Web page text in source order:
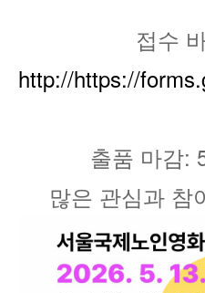
접수
http://https://
출품 마감:
많은 관심과 참